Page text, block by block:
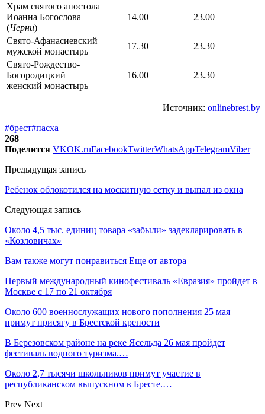
Храм святого апостола
Иоанна Богослова
(Черни)
14.00 23.00
Свято-Афанасиевский
мужской монастырь
17.30
23.30
Свято-Рождество-
Богородицкий
женский монастырь
16.00 23.30
Источник: onlinebrest.by
#брест#пасха
268
Поделится VKOK.ruFacebookTwitterWhatsAppTelegramViber
Предыдущая запись
Ребенок облокотился на москитную сетку и выпал из окна
Следующая запись
Около 4,5 тыс. единиц товара «забыли» задекларировать в
«Козловичах»
Вам также могут понравиться Еще от автора
Первый международный кинофестиваль «Евразия» пройдет в
Москве с 17 по 21 октября
Около 600 военнослужащих нового пополнения 25 мая
примут присягу в Брестской крепости
В Березовском районе на реке Ясельда 26 мая пройдет
фестиваль водного туризма.…
Около 2,7 тысячи школьников примут участие в
республиканском выпускном в Бресте.…
Prev Next